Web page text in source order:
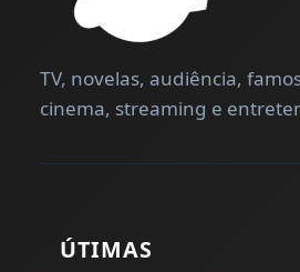
TV, novelas, audiência,
cinema, streaming e
ÚTIMAS